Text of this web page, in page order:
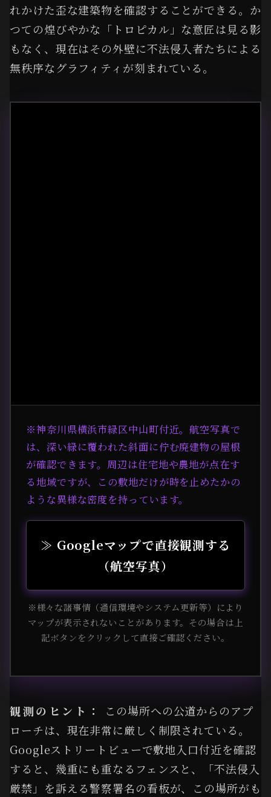
れかけた歪な建築物を確認することができる。か
つての煌びやかな「トロピカル」な意匠は見る影
もなく、現在はその外壁に不法侵入者たちによる
無秩序なグラフィティが刻まれている。
※神奈川県横浜市緑区中山町付近。航空写真で
は、深い緑に覆われた斜面に佇む廃建物の屋根
が確認できます。周辺は住宅地や農地が点在す
る地域ですが、この敷地だけが時を止めたかの
ような異様な密度を持っています。
≫ Googleマップで直接観測する
（航空写真）
※様々な諸事情（通信環境やシステム更新等）により
マップが表示されないことがあります。その場合は上
記ボタンをクリックして直接ご確認ください。
観測のヒント：
この場所への公道からのアプ
ローチは、現在非常に厳しく制限されている。
Googleストリートビューで敷地入口付近を確認
すると、幾重にも重なるフェンスと、「不法侵入
厳禁」を訴える警察署名の看板が、この場所がも